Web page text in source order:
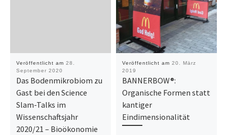
Veröffentlicht am 28.
September 2020
Das Bodenmikrobiom zu
Gast bei den Science
Slam-Talks im
Wissenschaftsjahr
2020/21 – Bioökonomie
Veröffentlicht am 20. März
2019
BANNERBOW®:
Organische Formen statt
kantiger
Eindimensionalität